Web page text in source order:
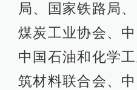
局、国家铁路局
煤炭工业协会、
中国石油和化学
筑材料联合会、